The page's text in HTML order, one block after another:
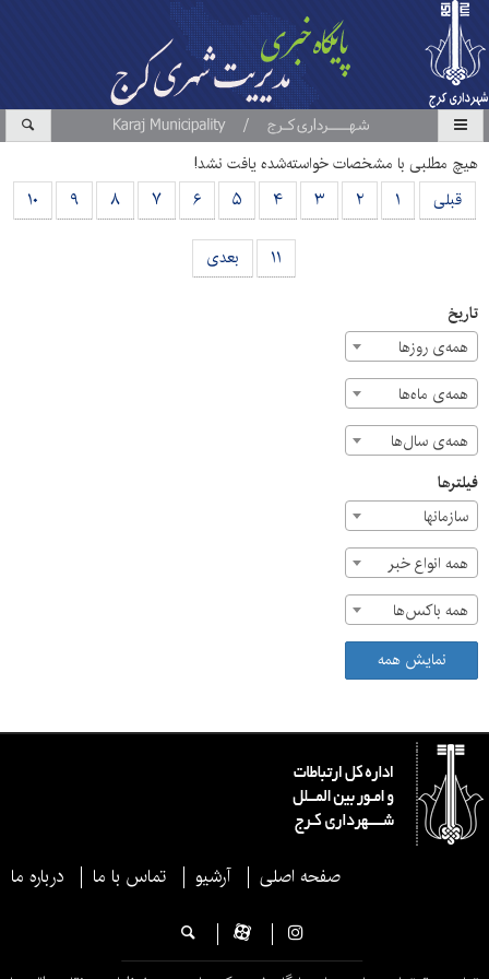
هیچ مطلبی با مشخصات خواسته‌شده یافت نشد!
قبلی
۱ ۲ ۳ ۴ ۵ ۶ ۷ ۸ ۹ ۱۰
۱۱ بعدی
تاریخ
همه‌ی روزها
همه‌ی ماه‌ها
همه‌ی سال‌ها
فیلترها
سازمان‎ها
همه انواع خبر
همه باکس‌ها
نمایش همه
صفحه اصلی آرشیو تماس با ما درباره ما